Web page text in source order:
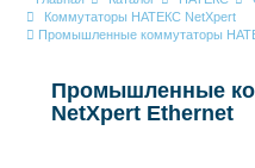
Коммутаторы НАТЕКС NetXpert
Промышленные коммутаторы
Промышленные
NetXpert Ethernet